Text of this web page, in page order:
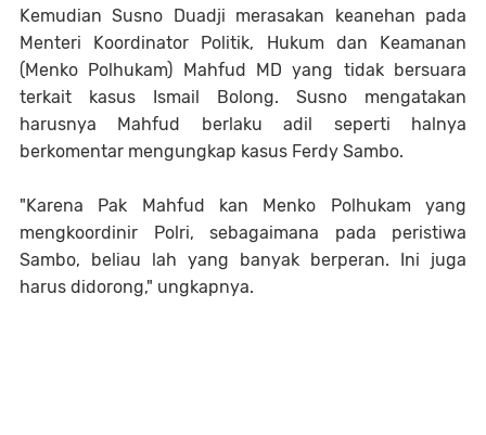
Kemudian Susno Duadji merasakan keanehan pada
Menteri Koordinator Politik, Hukum dan Keamanan
(Menko Polhukam) Mahfud MD yang tidak bersuara
terkait kasus Ismail Bolong. Susno mengatakan
harusnya Mahfud berlaku adil seperti halnya
berkomentar mengungkap kasus Ferdy Sambo.
"Karena Pak Mahfud kan Menko Polhukam yang
mengkoordinir Polri, sebagaimana pada peristiwa
Sambo, beliau lah yang banyak berperan. Ini juga
harus didorong," ungkapnya.